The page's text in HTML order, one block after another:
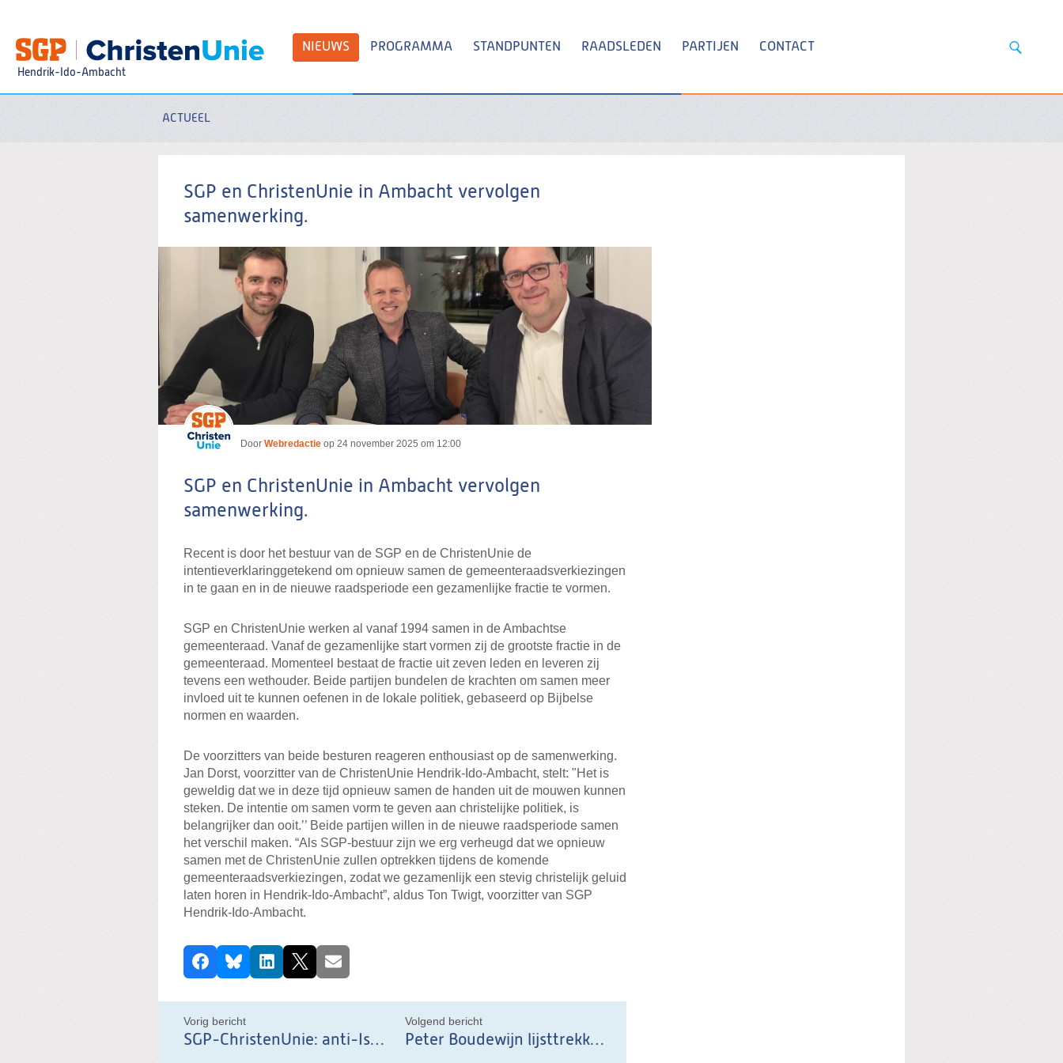
Spring
naar
de
inhoud
Hendrik-Ido-Ambacht
NIEUWS PROGRAMMA STANDPUNTEN RAADSLEDEN PARTIJEN CONTACT
Zoeken:
ACTUEEL
SGP en ChristenUnie in Ambacht vervolgen
samenwerking.
Door Webredactie op 24 november 2025 om 12:00
SGP en ChristenUnie in Ambacht vervolgen
samenwerking.
Recent is door het bestuur van de SGP en de ChristenUnie de
intentieverklaringgetekend om opnieuw samen de gemeenteraadsverkiezingen
in te gaan en in de nieuwe raadsperiode een gezamenlijke fractie te vormen.
SGP en ChristenUnie werken al vanaf 1994 samen in de Ambachtse
gemeenteraad. Vanaf de gezamenlijke start vormen zij de grootste fractie in de
gemeenteraad. Momenteel bestaat de fractie uit zeven leden en leveren zij
tevens een wethouder. Beide partijen bundelen de krachten om samen meer
invloed uit te kunnen oefenen in de lokale politiek, gebaseerd op Bijbelse
normen en waarden.
De voorzitters van beide besturen reageren enthousiast op de samenwerking.
Jan Dorst, voorzitter van de ChristenUnie Hendrik-Ido-Ambacht, stelt: "Het is
geweldig dat we in deze tijd opnieuw samen de handen uit de mouwen kunnen
steken. De intentie om samen vorm te geven aan christelijke politiek, is
belangrijker dan ooit.’’ Beide partijen willen in de nieuwe raadsperiode samen
het verschil maken. “Als SGP-bestuur zijn we erg verheugd dat we opnieuw
samen met de ChristenUnie zullen optrekken tijdens de komende
gemeenteraadsverkiezingen, zodat we gezamenlijk een stevig christelijk geluid
laten horen in Hendrik-Ido-Ambacht”, aldus Ton Twigt, voorzitter van SGP
Hendrik-Ido-Ambacht.
D
e
e
l
d
FacebookBlueskyLinkedIn
X E-mail
Vorig bericht
SGP-ChristenUnie: anti-Israël stickers op winkelpand onwenselijk
Volgend bericht
Peter Boudewijn lijsttrekker voor de SGP-ChristenUnie